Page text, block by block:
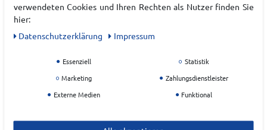
EAN:0195751657235
Hersteller
verwendeten Cookies und Ihren Rechten als Nutzer finden Sie
hier:
Daten­schutz­erklärung
Impressum
Essenziell
Statistik
Marketing
Zahlungsdienstleister
Externe Medien
Funktional